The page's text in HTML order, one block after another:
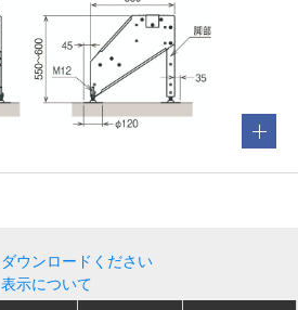
ウンロードください
示について